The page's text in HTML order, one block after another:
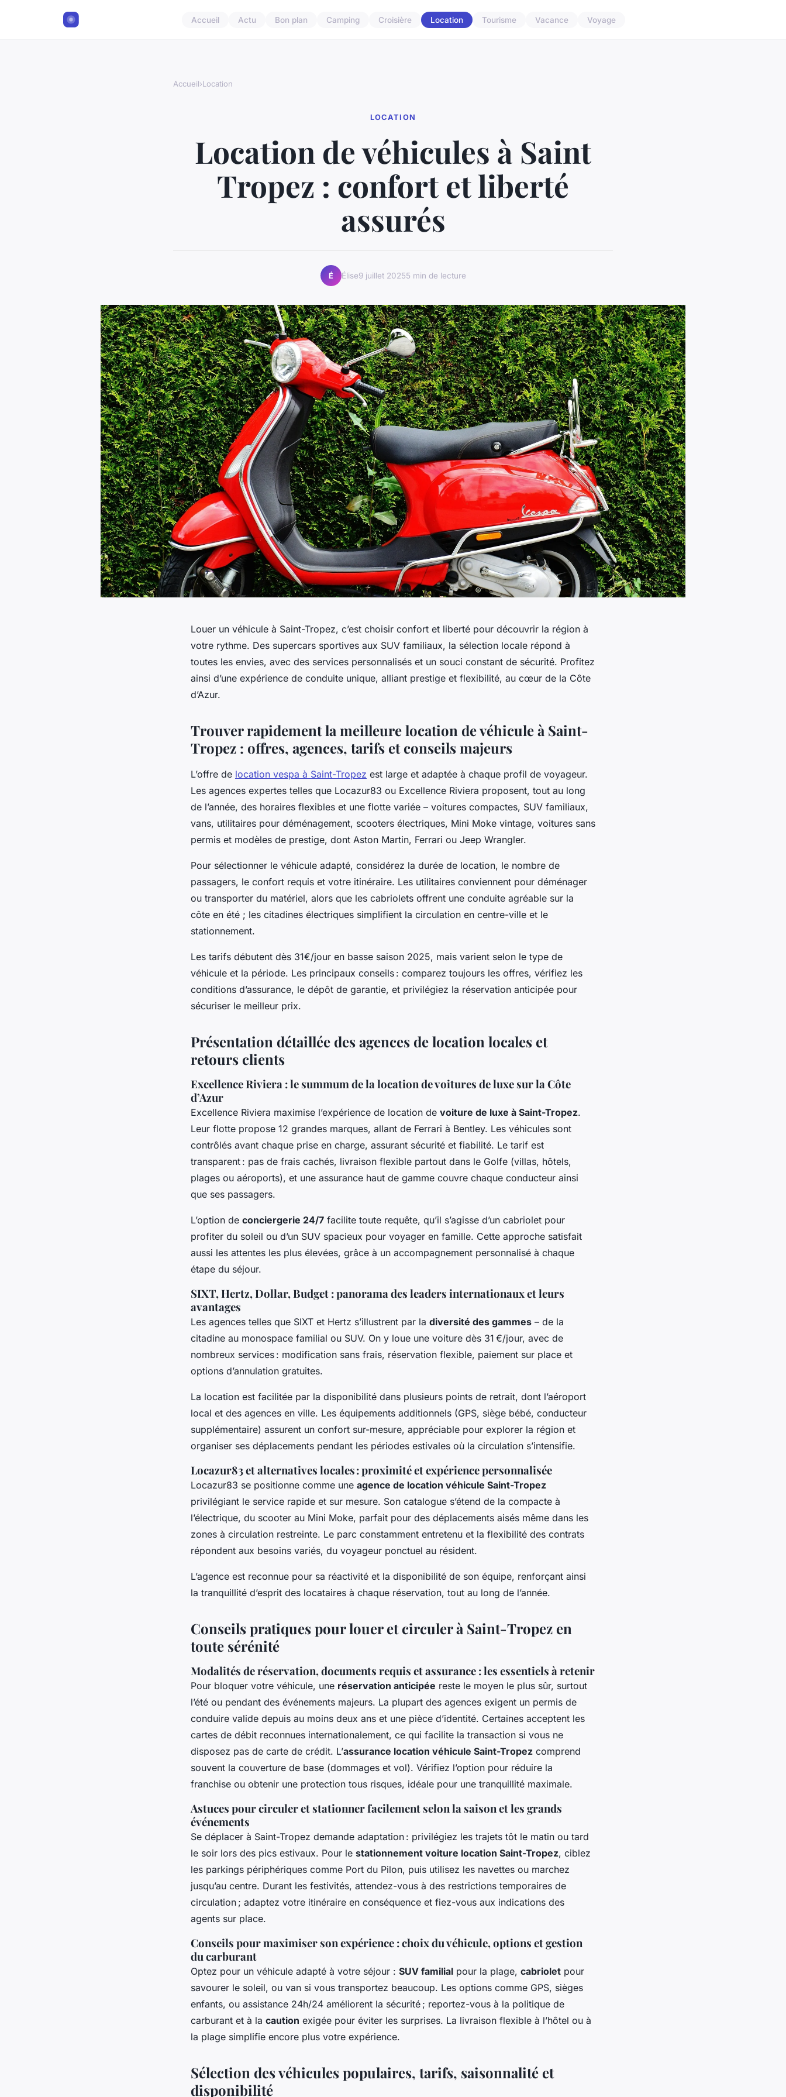
Accueil Actu Bon plan Camping Croisière Location Tourisme Vacance Voyage
Accueil›Location
LOCATION
Location de véhicules à Saint
Tropez : confort et liberté
assurés
É Élise9 juillet 20255 min de lecture
Louer un véhicule à Saint-Tropez, c’est choisir confort et liberté pour découvrir la région à
votre rythme. Des supercars sportives aux SUV familiaux, la sélection locale répond à
toutes les envies, avec des services personnalisés et un souci constant de sécurité. Profitez
ainsi d’une expérience de conduite unique, alliant prestige et flexibilité, au cœur de la Côte
d’Azur.
Trouver rapidement la meilleure location de véhicule à Saint-
Tropez : offres, agences, tarifs et conseils majeurs
L’offre de location vespa à Saint-Tropez est large et adaptée à chaque profil de voyageur.
Les agences expertes telles que Locazur83 ou Excellence Riviera proposent, tout au long
de l’année, des horaires flexibles et une flotte variée – voitures compactes, SUV familiaux,
vans, utilitaires pour déménagement, scooters électriques, Mini Moke vintage, voitures sans
permis et modèles de prestige, dont Aston Martin, Ferrari ou Jeep Wrangler.
Pour sélectionner le véhicule adapté, considérez la durée de location, le nombre de
passagers, le confort requis et votre itinéraire. Les utilitaires conviennent pour déménager
ou transporter du matériel, alors que les cabriolets offrent une conduite agréable sur la
côte en été ; les citadines électriques simplifient la circulation en centre-ville et le
stationnement.
Les tarifs débutent dès 31€/jour en basse saison 2025, mais varient selon le type de
véhicule et la période. Les principaux conseils : comparez toujours les offres, vérifiez les
conditions d’assurance, le dépôt de garantie, et privilégiez la réservation anticipée pour
sécuriser le meilleur prix.
Présentation détaillée des agences de location locales et
retours clients
Excellence Riviera : le summum de la location de voitures de luxe sur la Côte
d’Azur
Excellence Riviera maximise l’expérience de location de voiture de luxe à Saint-Tropez.
Leur flotte propose 12 grandes marques, allant de Ferrari à Bentley. Les véhicules sont
contrôlés avant chaque prise en charge, assurant sécurité et fiabilité. Le tarif est
transparent : pas de frais cachés, livraison flexible partout dans le Golfe (villas, hôtels,
plages ou aéroports), et une assurance haut de gamme couvre chaque conducteur ainsi
que ses passagers.
L’option de conciergerie 24/7 facilite toute requête, qu’il s’agisse d’un cabriolet pour
profiter du soleil ou d’un SUV spacieux pour voyager en famille. Cette approche satisfait
aussi les attentes les plus élevées, grâce à un accompagnement personnalisé à chaque
étape du séjour.
SIXT, Hertz, Dollar, Budget : panorama des leaders internationaux et leurs
avantages
Les agences telles que SIXT et Hertz s’illustrent par la diversité des gammes – de la
citadine au monospace familial ou SUV. On y loue une voiture dès 31 €/jour, avec de
nombreux services : modification sans frais, réservation flexible, paiement sur place et
options d’annulation gratuites.
La location est facilitée par la disponibilité dans plusieurs points de retrait, dont l’aéroport
local et des agences en ville. Les équipements additionnels (GPS, siège bébé, conducteur
supplémentaire) assurent un confort sur-mesure, appréciable pour explorer la région et
organiser ses déplacements pendant les périodes estivales où la circulation s’intensifie.
Locazur83 et alternatives locales : proximité et expérience personnalisée
Locazur83 se positionne comme une agence de location véhicule Saint-Tropez
privilégiant le service rapide et sur mesure. Son catalogue s’étend de la compacte à
l’électrique, du scooter au Mini Moke, parfait pour des déplacements aisés même dans les
zones à circulation restreinte. Le parc constamment entretenu et la flexibilité des contrats
répondent aux besoins variés, du voyageur ponctuel au résident.
L’agence est reconnue pour sa réactivité et la disponibilité de son équipe, renforçant ainsi
la tranquillité d’esprit des locataires à chaque réservation, tout au long de l’année.
Conseils pratiques pour louer et circuler à Saint-Tropez en
toute sérénité
Modalités de réservation, documents requis et assurance : les essentiels à retenir
Pour bloquer votre véhicule, une réservation anticipée reste le moyen le plus sûr, surtout
l’été ou pendant des événements majeurs. La plupart des agences exigent un permis de
conduire valide depuis au moins deux ans et une pièce d’identité. Certaines acceptent les
cartes de débit reconnues internationalement, ce qui facilite la transaction si vous ne
disposez pas de carte de crédit. L’assurance location véhicule Saint-Tropez comprend
souvent la couverture de base (dommages et vol). Vérifiez l’option pour réduire la
franchise ou obtenir une protection tous risques, idéale pour une tranquillité maximale.
Astuces pour circuler et stationner facilement selon la saison et les grands
événements
Se déplacer à Saint-Tropez demande adaptation : privilégiez les trajets tôt le matin ou tard
le soir lors des pics estivaux. Pour le stationnement voiture location Saint-Tropez, ciblez
les parkings périphériques comme Port du Pilon, puis utilisez les navettes ou marchez
jusqu’au centre. Durant les festivités, attendez-vous à des restrictions temporaires de
circulation ; adaptez votre itinéraire en conséquence et fiez-vous aux indications des
agents sur place.
Conseils pour maximiser son expérience : choix du véhicule, options et gestion
du carburant
Optez pour un véhicule adapté à votre séjour : SUV familial pour la plage, cabriolet pour
savourer le soleil, ou van si vous transportez beaucoup. Les options comme GPS, sièges
enfants, ou assistance 24h/24 améliorent la sécurité ; reportez-vous à la politique de
carburant et à la caution exigée pour éviter les surprises. La livraison flexible à l’hôtel ou à
la plage simplifie encore plus votre expérience.
Sélection des véhicules populaires, tarifs, saisonnalité et
disponibilité